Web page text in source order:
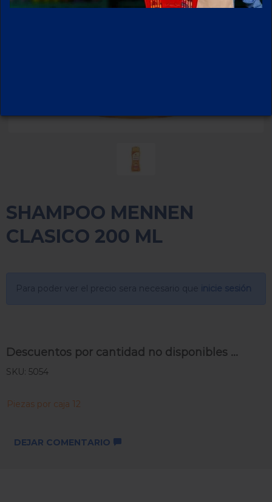
SHAMPOO MENNEN
CLASICO 200 ML
Para poder ver el precio sera necesario que
Descuentos por cantidad no disponibles ...
SKU: 5054
Piezas por caja 12
DEJAR COMENTARIO